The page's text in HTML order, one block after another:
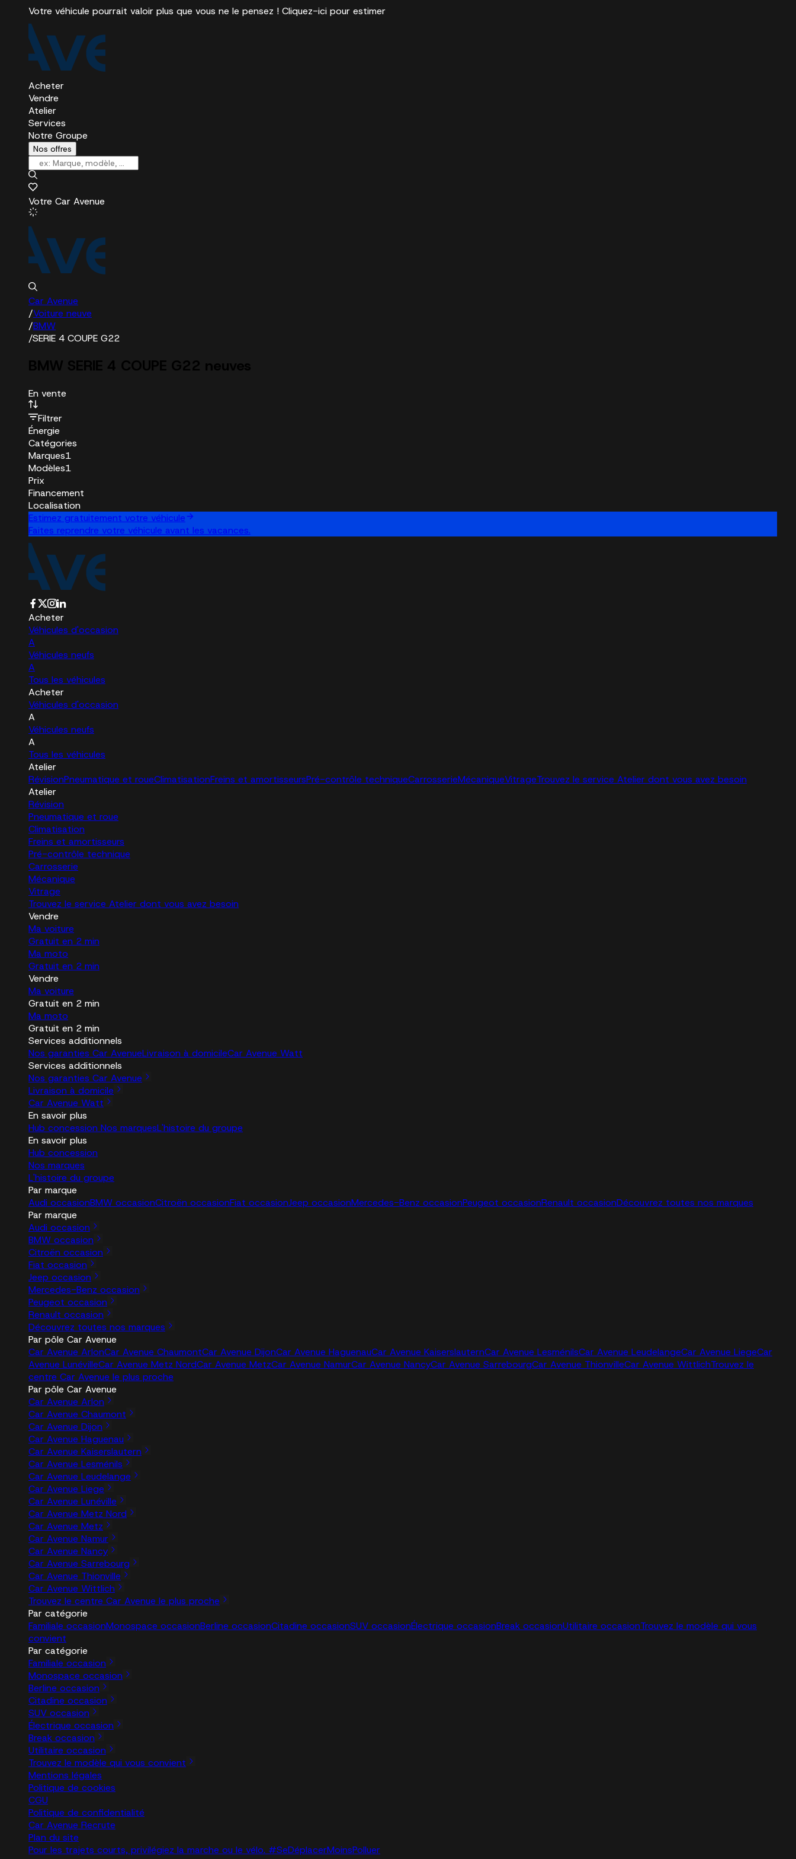
Votre véhicule pourrait valoir plus que vous ne le pensez ! Cliquez-ici pour estimer
Acheter
Vendre
Atelier
Services
Notre Groupe
Nos offres
Votre Car Avenue
Car Avenue
/Voiture neuve
/BMW
/SERIE 4 COUPE G22
En vente
Filtrer
Énergie
Catégories
Marques1
Modèles1
Prix
Financement
Localisation
Estimez gratuitement votre véhicule
Faites reprendre votre véhicule avant les vacances.
Acheter
Véhicules d'occasion
A
Véhicules neufs
A
Tous les véhicules
Acheter
Véhicules d'occasion
A
Véhicules neufs
A
Tous les véhicules
Atelier
RévisionPneumatique et roueClimatisationFreins et amortisseursPré-contrôle techniqueCarrosserieMécaniqueVitrageTrouvez le service Atelier dont vous avez besoin
Atelier
Révision
Pneumatique et roue
Climatisation
Freins et amortisseurs
Pré-contrôle technique
Carrosserie
Mécanique
Vitrage
Trouvez le service Atelier dont vous avez besoin
Vendre
Ma voiture
Gratuit en 2 min
Ma moto
Gratuit en 2 min
Vendre
Ma voiture
Gratuit en 2 min
Ma moto
Gratuit en 2 min
Services additionnels
Nos garanties Car AvenueLivraison à domicileCar Avenue Watt
Services additionnels
Nos garanties Car Avenue
Livraison à domicile
Car Avenue Watt
En savoir plus
Hub concession Nos marquesL'histoire du groupe
En savoir plus
Hub concession
Nos marques
L'histoire du groupe
Par marque
Audi occasionBMW occasionCitroën occasionFiat occasionJeep occasionMercedes-Benz occasionPeugeot occasionRenault occasionDécouvrez toutes nos marques
Par marque
Audi occasion
BMW occasion
Citroën occasion
Fiat occasion
Jeep occasion
Mercedes-Benz occasion
Peugeot occasion
Renault occasion
Découvrez toutes nos marques
Par pôle Car Avenue
Car Avenue ArlonCar Avenue ChaumontCar Avenue DijonCar Avenue HaguenauCar Avenue KaiserslauternCar Avenue LesménilsCar Avenue LeudelangeCar Avenue LiegeCar
Avenue LunévilleCar Avenue Metz NordCar Avenue MetzCar Avenue NamurCar Avenue NancyCar Avenue SarrebourgCar Avenue ThionvilleCar Avenue WittlichTrouvez le
centre Car Avenue le plus proche
Par pôle Car Avenue
Car Avenue Arlon
Car Avenue Chaumont
Car Avenue Dijon
Car Avenue Haguenau
Car Avenue Kaiserslautern
Car Avenue Lesménils
Car Avenue Leudelange
Car Avenue Liege
Car Avenue Lunéville
Car Avenue Metz Nord
Car Avenue Metz
Car Avenue Namur
Car Avenue Nancy
Car Avenue Sarrebourg
Car Avenue Thionville
Car Avenue Wittlich
Trouvez le centre Car Avenue le plus proche
Par catégorie
Familiale occasionMonospace occasionBerline occasionCitadine occasionSUV occasionÉlectrique occasionBreak occasionUtilitaire occasionTrouvez le modèle qui vous
convient
Par catégorie
Familiale occasion
Monospace occasion
Berline occasion
Citadine occasion
SUV occasion
Électrique occasion
Break occasion
Utilitaire occasion
Trouvez le modèle qui vous convient
Mentions légales
Politique de cookies
CGU
Politique de confidentialité
Car Avenue Recrute
Plan du site
Pour les trajets courts, privilégiez la marche ou le vélo. #SeDéplacerMoinsPolluer